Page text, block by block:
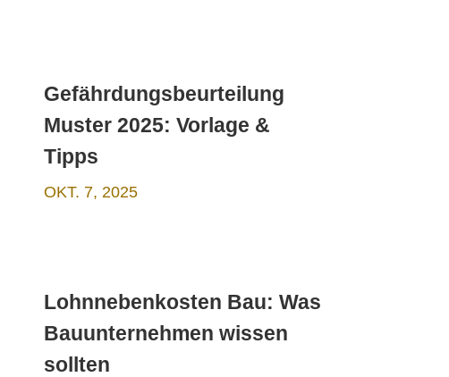
Gefährdungsbeurteilung
Muster 2025: Vorlage &
Tipps
OKT. 7, 2025
Lohnnebenkosten Bau: Was
Bauunternehmen wissen
sollten